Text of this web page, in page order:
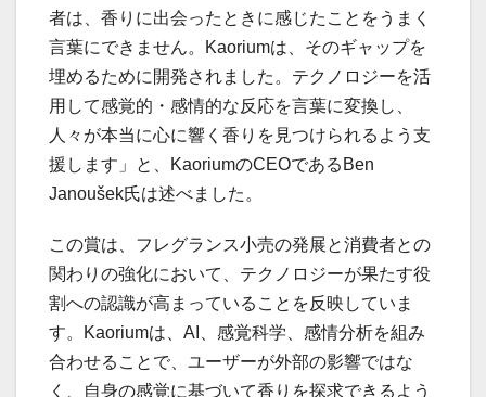
者は、香りに出会ったときに感じたことをうまく
言葉にできません。Kaoriumは、そのギャップを
埋めるために開発されました。テクノロジーを活
用して感覚的・感情的な反応を言葉に変換し、
人々が本当に心に響く香りを見つけられるよう支
援します」と、KaoriumのCEOであるBen
Janoušek氏は述べました。
この賞は、フレグランス小売の発展と消費者との
関わりの強化において、テクノロジーが果たす役
割への認識が高まっていることを反映していま
す。Kaoriumは、AI、感覚科学、感情分析を組み
合わせることで、ユーザーが外部の影響ではな
く、自身の感覚に基づいて香りを探求できるよう